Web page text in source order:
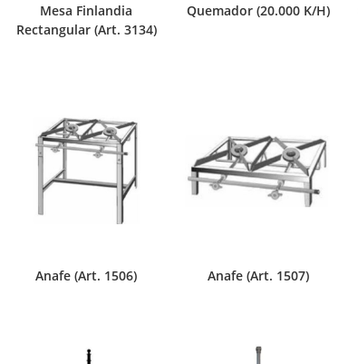
Mesa Finlandia
Rectangular (Art. 3134)
Quemador (20.000 K/H)
Anafe (Art. 1506) Anafe (Art. 1507)